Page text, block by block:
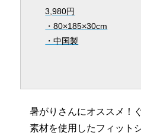
3,980円
・80×185×30cm
・中国製
暑がりさんにオススメ！
素材を使用したフィット